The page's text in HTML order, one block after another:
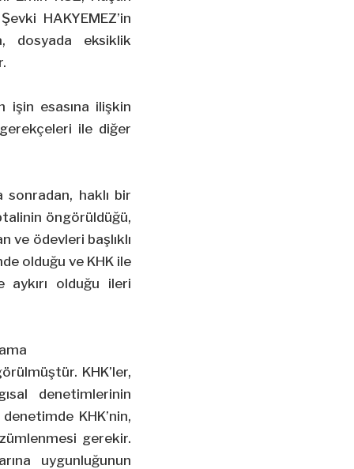
HAKYEMEZ’in
dosyada eksiklik
işin esasına ilişkin
ile diğer
haklı bir
öngörüldüğü,
ve ödevleri başlıklı
olduğu ve KHK ile
aykırı olduğu ileri
KHK’ler,
denetimlerinin
KHK’nin,
gerekir.
uygunluğunun